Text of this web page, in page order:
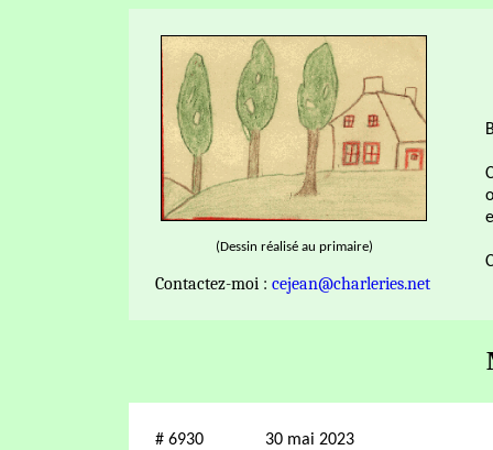
(Dessin réalisé au primaire)
Contactez-moi : cejean@charleries.net
# 6930 30 mai 2023